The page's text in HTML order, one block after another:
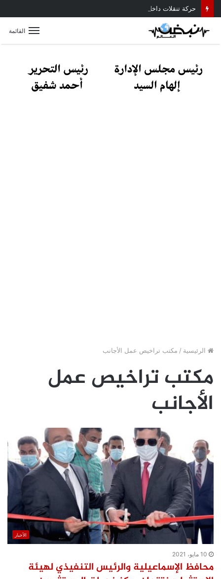
القائمة
الرئيسية / مكتب تراخيص عمل الأجانب
مكتب تراخيص عمل
الأجانب
الأخبار
10 مايو، 2021
محافظ الإسماعيلية والرئيس التنفيذي لهيئة